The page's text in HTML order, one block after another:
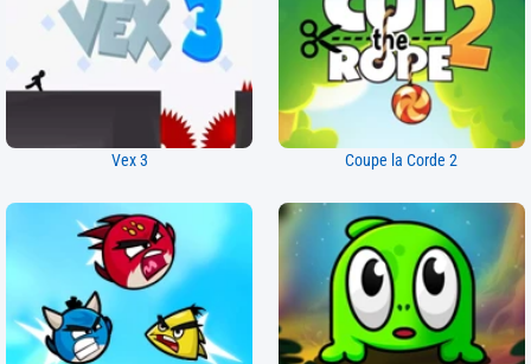
Vex 3 Coupe la Corde 2